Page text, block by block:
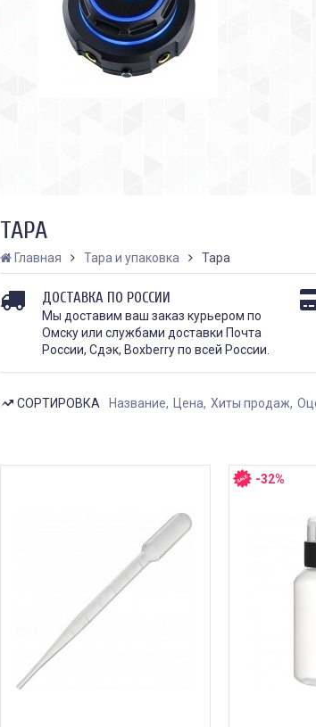
ТАРА
Главная Тара и упаковка Тара
ДОСТАВКА ПО РОССИИ
Мы доставим ваш заказ курьером по
Омску или службами доставки Почта
России, Сдэк, Boxberry по всей России.
СОРТИРОВКА Название Цена Хиты продаж
-32%